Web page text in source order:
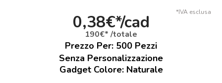
*IVA esclusa
0,38€*/cad
190€* /totale
Prezzo Per: 500 Pezzi
Senza Personalizzazione
Gadget Colore: Naturale